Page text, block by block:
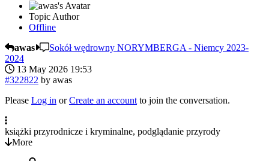
Topic Author
Offline
awas
Sokół wędrowny NORYMBERGA - Niemcy 2023-
2024
13 May 2026 19:53
#322822 by awas
Please Log in orCreate an account to join the conversation.
książki przyrodnicze i kryminalne, podglądanie przyrody
More